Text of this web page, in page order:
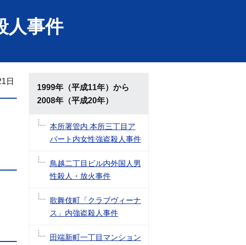
人事件
日
1999年（平成11年）から
2008年（平成20年）
本所署管内 本所三丁目ア
パート内女性強盗殺人事件
鳥越二丁目ビル内外国人男
性殺人・放火事件
歌舞伎町「クラブヴィーナ
ス」内強盗殺人事件
田端新町一丁目マンション